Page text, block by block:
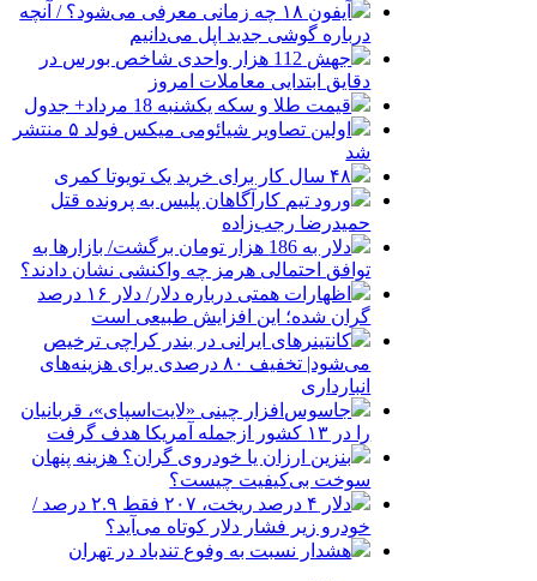
آیفون ۱۸ چه زمانی معرفی می‌شود؟ / آنچه
درباره گوشی جدید اپل می‌دانیم
جهش 112 هزار واحدی شاخص بورس در
دقایق ابتدایی معاملات امروز
قیمت طلا و سکه یکشنبه 18 مرداد+ جدول
اولین تصاویر شیائومی میکس فولد ۵ منتشر
شد
۴۸ سال کار برای خرید یک تویوتا کمری
ورود تیم کارآگاهان پلیس به پرونده قتل
حمیدرضا رجب‌زاده
دلار به 186 هزار تومان برگشت/ بازارها به
توافق احتمالی هرمز چه واکنشی نشان دادند؟
اظهارات همتی درباره دلار/ دلار ۱۶ درصد
گران شده؛ این افزایش طبیعی است
کانتینرهای ایرانی در بندر کراچی ترخیص
می‌شود| تخفیف ۸۰ درصدی برای هزینه‌های
انبارداری
جاسوس‌افزار چینی «لایت‌اسپای»، قربانیان
را در ۱۳ کشور ازجمله آمریکا هدف گرفت
بنزین ارزان یا خودروی گران؟ هزینه پنهان
سوخت بی‌کیفیت چیست؟
دلار ۴ درصد ریخت، ۲۰۷ فقط ۲.۹ درصد /
خودرو زیر فشار دلار کوتاه می‌آید؟
هشدار نسبت به وفوع تندباد در تهران